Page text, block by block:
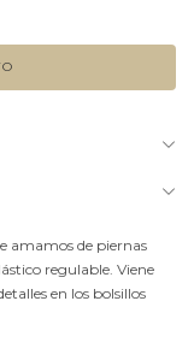
amamos de piernas
regulable. Viene
en los bolsillos